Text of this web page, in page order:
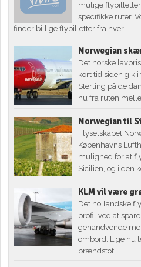
mulige
specifikke ruter.
finder billige flybilletter fra hver...
Norwegian
Det norske
kort tid siden gik
Sterling på de
nu fra ruten
Norwegian til
Flyselskabet
Københavns
mulighed for at
Sicilien, og i den
KLM vil være
Det hollandske
profil ved at
genandvende
ombord. Lige nu
brændstof....